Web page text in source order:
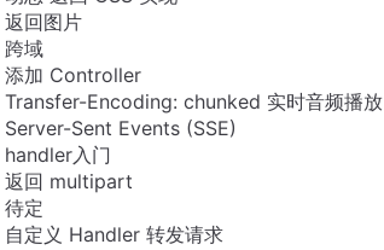
返回图片
跨域
添加 Controller
Transfer-Encoding: chunked 实时音频播放
Server-Sent Events (SSE)
handler入门
返回 multipart
待定
自定义 Handler 转发请求